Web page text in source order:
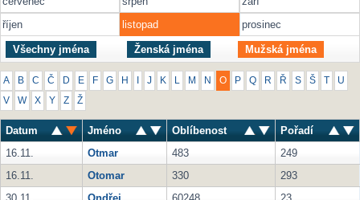
říjen
listopad prosinec
Všechny jména Ženská jména Mužská jména
A B C Č D E F G H J K M N O P Q R Ř S Š U
V W X Y Z Ž
Datum Jméno Oblíbenost
Pořadí
16.11.
Otmar 483
249
16.11.
Otomar 330
293